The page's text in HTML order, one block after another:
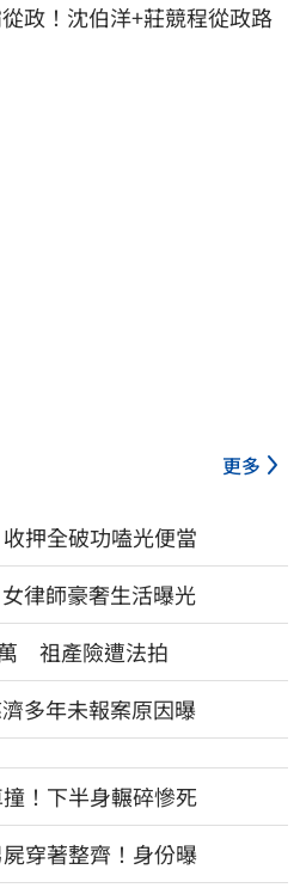
從政！沈伯洋+莊競程從政路
更多
押全破功嗑光便當
律師豪奢生活曝光
祖產險遭法拍
多年未報案原因曝
！下半身輾碎慘死
穿著整齊！身份曝